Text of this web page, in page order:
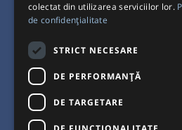
Pentru
Pentru
Acceptăm plăți
colectat din utilizarea serviciilor lor.
de confidențialitate
STRICT NECESARE
DE PERFORMANȚĂ
DE TARGETARE